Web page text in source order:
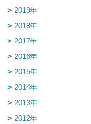
2019年
2018年
2017年
2016年
2015年
2014年
2013年
2012年